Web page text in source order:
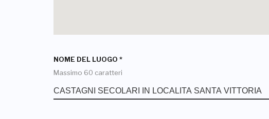
NOME DEL LUOGO *
Massimo 60 caratteri